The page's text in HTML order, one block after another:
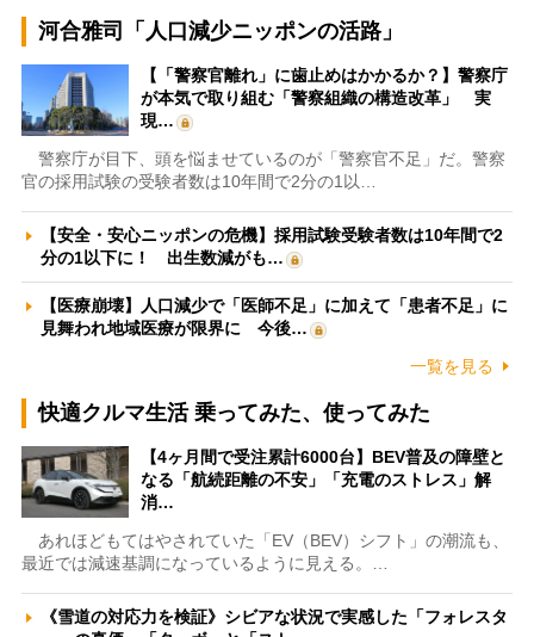
河合雅司「人口減少ニッポンの活路」
【「警察官離れ」に歯止めはかかるか？】警察庁
が本気で取り組む「警察組織の構造改革」 実
現…
警察庁が目下、頭を悩ませているのが「警察官不足」だ。警察
官の採用試験の受験者数は10年間で2分の1以…
【安全・安心ニッポンの危機】採用試験受験者数は10年間で2
分の1以下に！ 出生数減がも…
【医療崩壊】人口減少で「医師不足」に加えて「患者不足」に
見舞われ地域医療が限界に 今後…
一覧を見る
快適クルマ生活 乗ってみた、使ってみた
【4ヶ月間で受注累計6000台】BEV普及の障壁と
なる「航続距離の不安」「充電のストレス」解
消…
あれほどもてはやされていた「EV（BEV）シフト」の潮流も、
最近では減速基調になっているように見える。…
《雪道の対応力を検証》シビアな状況で実感した「フォレスタ